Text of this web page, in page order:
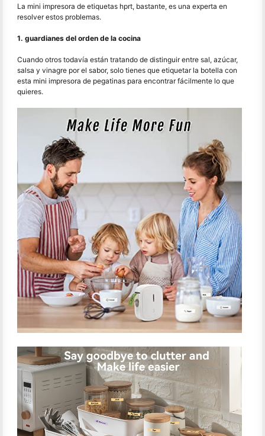
La mini impresora de etiquetas hprt, bastante, es una experta en
resolver estos problemas.
1. guardianes del orden de la cocina
Cuando otros todavía están tratando de distinguir entre sal, azúcar,
salsa y vinagre por el sabor, solo tienes que etiquetar la botella con
esta mini impresora de pegatinas para encontrar fácilmente lo que
quieres.